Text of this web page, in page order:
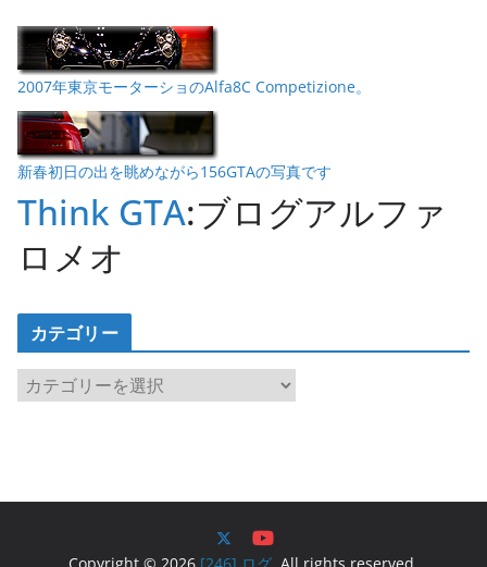
2007年東京モーターショのAlfa8C Competizione。
新春初日の出を眺めながら156GTAの写真です
Think GTA:ブログアルファ
ロメオ
カテゴリー
カ
テ